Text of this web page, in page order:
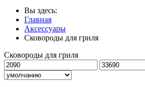
Вы здесь:
Главная
Аксессуары
Сковороды для гриля
Сковороды для гриля